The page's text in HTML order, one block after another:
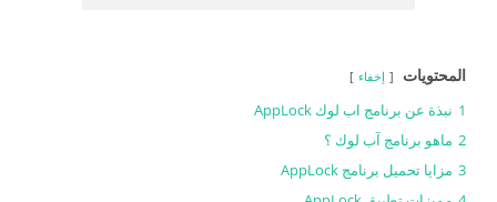
المحتويات إخفاء
1 نبذة عن برنامج اب لوك AppLock
2 ماهو برنامج آب لوك ؟
3 مزايا تحميل برنامج AppLock